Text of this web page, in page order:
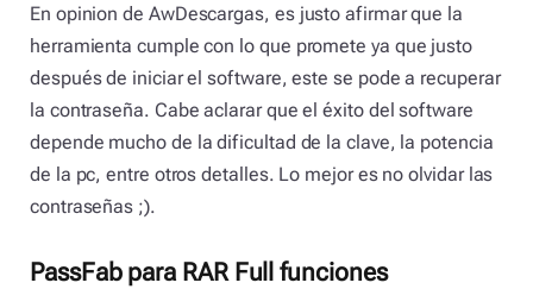
En opinion de AwDescargas, es justo afirmar que la
herramienta cumple con lo que promete ya que justo
después de iniciar el software, este se pode a recuperar
la contraseña. Cabe aclarar que el éxito del software
depende mucho de la dificultad de la clave, la potencia
de la pc, entre otros detalles. Lo mejor es no olvidar las
contraseñas ;).
PassFab para RAR Full funciones